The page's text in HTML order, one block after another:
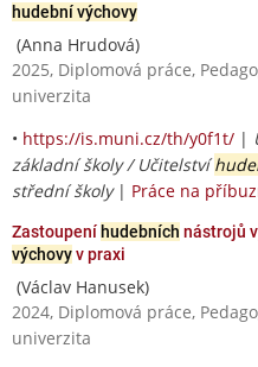
hudební výchovy
(Anna Hrudová)
2025, Diplomová práce,
univerzita
• https://is.muni.cz/th/y0f1t/ |
základní školy / Učitelství
střední školy| Práce na
Zastoupení hudebních nástrojů
výchovyv praxi
(Václav Hanusek)
2024, Diplomová práce,
univerzita